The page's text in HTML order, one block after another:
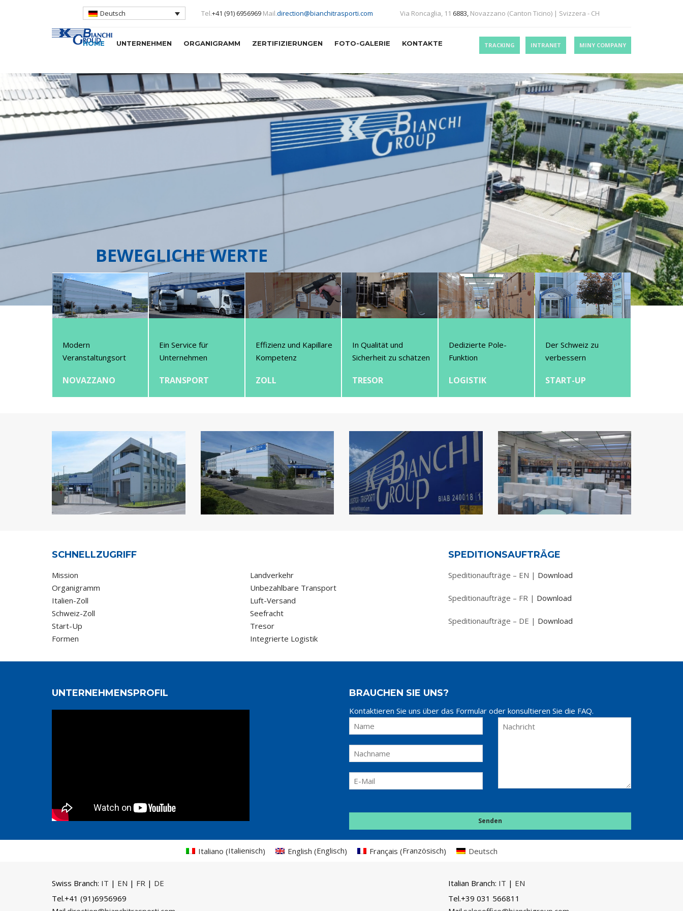
Deutsch Tel.+41 (91) 6956969 Mail.direction@bianchitrasporti.com Via Roncaglia, 11 6883, Novazzano (Canton Ticino) | Svizzera - CH
HOME UNTERNEHMEN ORGANIGRAMM ZERTIFIZIERUNGEN FOTO-GALERIE KONTAKTE TRACKING INTRANET MINY COMPANY
BEWEGLICHE WERTE
Modern
Veranstaltungsort
NOVAZZANO
Ein Service für
Unternehmen
TRANSPORT
Effizienz und Kapillare
Kompetenz
ZOLL
In Qualität und
Sicherheit zu schätzen
TRESOR
Dedizierte Pole-
Funktion
LOGISTIK
Der Schweiz zu
verbessern
START-UP
SCHNELLZUGRIFF SPEDITIONSAUFTRÄGE
Mission
Organigramm
Italien-Zoll
Schweiz-Zoll
Start-Up
Formen
Landverkehr
Unbezahlbare Transport
Luft-Versand
Seefracht
Tresor
Integrierte Logistik
Speditionaufträge – EN | Download
Speditionaufträge – FR | Download
Speditionaufträge – DE | Download
UNTERNEHMENSPROFIL BRAUCHEN SIE UNS?
Kontaktieren Sie uns über das Formular oder konsultieren Sie die FAQ.
Swiss Branch: IT | EN | FR | DE
Tel.+41 (91)6956969
Italian Branch: IT | EN
Tel.+39 031 566811
Italiano (Italienisch) English (Englisch) Français (Französisch) Deutsch